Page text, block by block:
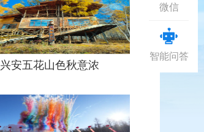
兴安五花山色秋意浓
微信
智能问答